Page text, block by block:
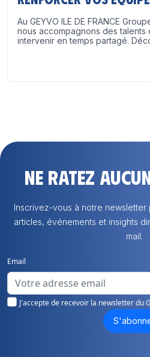
Au GEYVO ILE DE FRANCE
nous accompagnons des talents
intervenir en temps partagé.
Ne ratez
Inscrivez-vous à notre
articles, événements et insights
mail.
Email
J'accepte de recevoir la newsletter du